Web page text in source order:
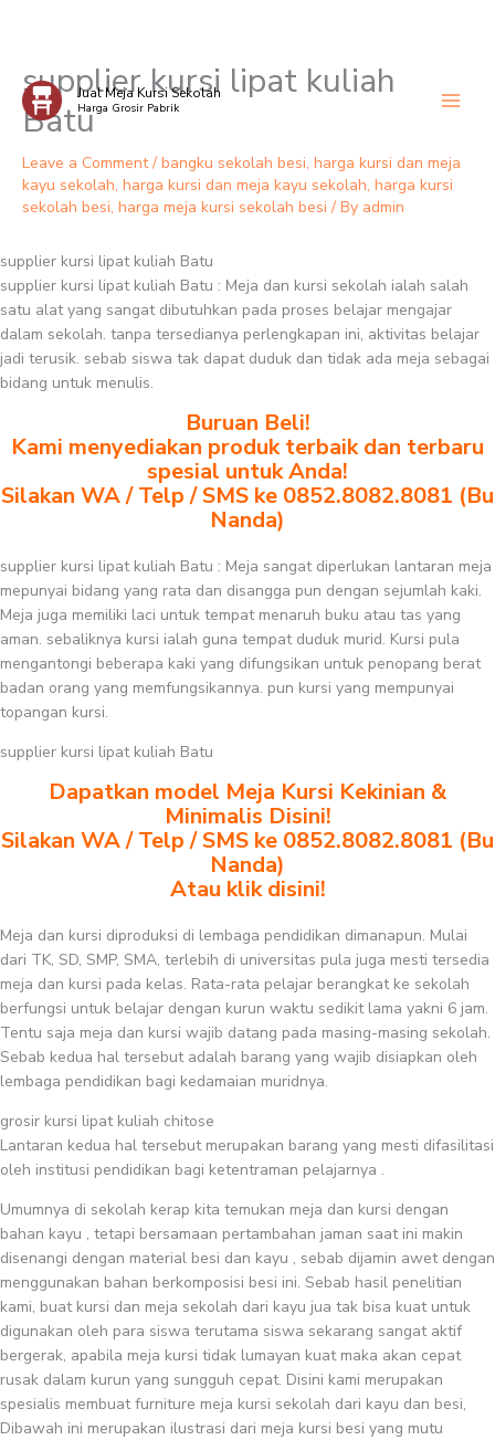
Skip
content
Jual Meja Kursi Sekolah
Harga Grosir Pabrik
supplier kursi lipat kuliah
Batu
Leave a Comment / bangku sekolah besi, harga kursi dan meja
kayu sekolah, harga kursi dan meja kayu sekolah, harga kursi
sekolah besi, harga meja kursi sekolah besi / By admin
supplier kursi lipat kuliah Batu
supplier kursi lipat kuliah Batu : Meja dan kursi sekolah ialah salah
satu alat yang sangat dibutuhkan pada proses belajar mengajar
dalam sekolah. tanpa tersedianya perlengkapan ini, aktivitas belajar
jadi terusik. sebab siswa tak dapat duduk dan tidak ada meja sebagai
bidang untuk menulis.
Buruan Beli!
Kami menyediakan produk terbaik dan terbaru
spesial untuk Anda!
Silakan WA / Telp / SMS ke 0852.8082.8081 (Bu
Nanda)
supplier kursi lipat kuliah Batu : Meja sangat diperlukan lantaran meja
mepunyai bidang yang rata dan disangga pun dengan sejumlah kaki.
Meja juga memiliki laci untuk tempat menaruh buku atau tas yang
aman. sebaliknya kursi ialah guna tempat duduk murid. Kursi pula
mengantongi beberapa kaki yang difungsikan untuk penopang berat
badan orang yang memfungsikannya. pun kursi yang mempunyai
topangan kursi.
supplier kursi lipat kuliah Batu
Dapatkan model Meja Kursi Kekinian &
Minimalis Disini!
Silakan WA / Telp / SMS ke 0852.8082.8081 (Bu
Nanda)
Atau klik disini!
Meja dan kursi diproduksi di lembaga pendidikan dimanapun. Mulai
dari TK, SD, SMP, SMA, terlebih di universitas pula juga mesti tersedia
meja dan kursi pada kelas. Rata-rata pelajar berangkat ke sekolah
berfungsi untuk belajar dengan kurun waktu sedikit lama yakni 6 jam.
Tentu saja meja dan kursi wajib datang pada masing-masing sekolah.
Sebab kedua hal tersebut adalah barang yang wajib disiapkan oleh
lembaga pendidikan bagi kedamaian muridnya.
grosir kursi lipat kuliah chitose
Lantaran kedua hal tersebut merupakan barang yang mesti difasilitasi
oleh institusi pendidikan bagi ketentraman pelajarnya .
Umumnya di sekolah kerap kita temukan meja dan kursi dengan
bahan kayu , tetapi bersamaan pertambahan jaman saat ini makin
disenangi dengan material besi dan kayu , sebab dijamin awet dengan
menggunakan bahan berkomposisi besi ini. Sebab hasil penelitian
kami, buat kursi dan meja sekolah dari kayu jua tak bisa kuat untuk
digunakan oleh para siswa terutama siswa sekarang sangat aktif
bergerak, apabila meja kursi tidak lumayan kuat maka akan cepat
rusak dalam kurun yang sungguh cepat. Disini kami merupakan
spesialis membuat furniture meja kursi sekolah dari kayu dan besi,
Dibawah ini merupakan ilustrasi dari meja kursi besi yang mutu